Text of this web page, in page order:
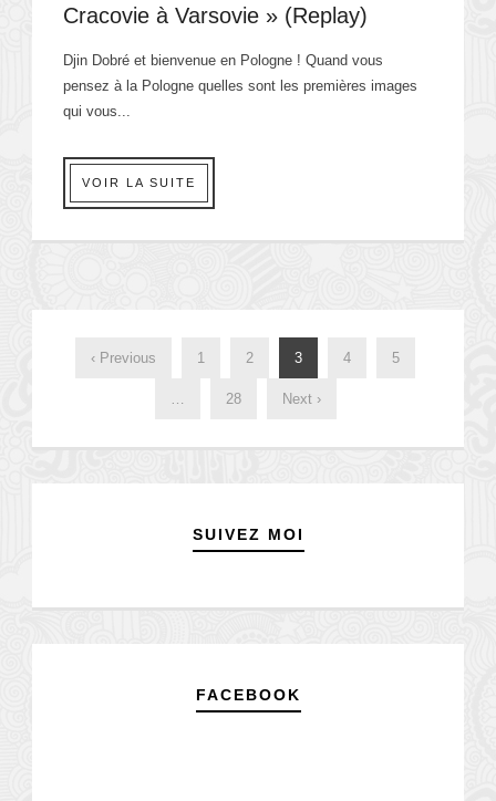
Cracovie à Varsovie » (Replay)
Djin Dobré et bienvenue en Pologne ! Quand vous
pensez à la Pologne quelles sont les premières images
qui vous...
VOIR LA SUITE
‹ Previous 1 2 3 4 5
28 Next ›
SUIVEZ MOI
FACEBOOK